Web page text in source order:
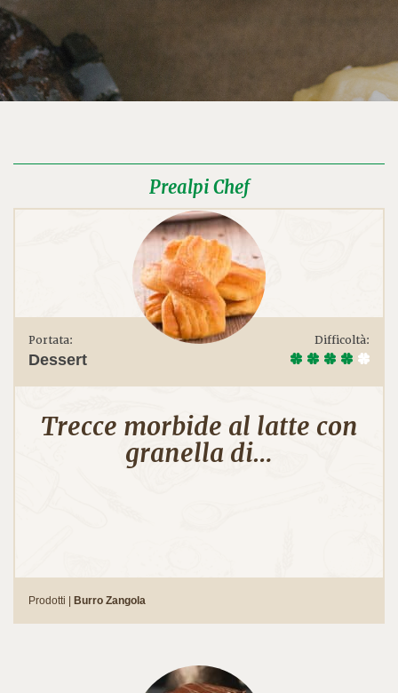
Prealpi Chef
Portata:
Dessert
Difficoltà:
Trecce morbide al latte con
granella di…
Prodotti | Burro Zangola